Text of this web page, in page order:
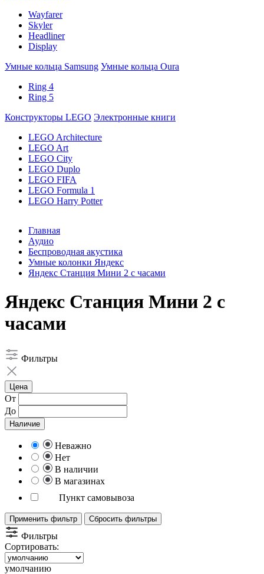
Wayfarer
Skyler
Headliner
Display
Умные кольца Samsung Умные кольца Oura
Ring 4
Ring 5
Конструкторы LEGO Электронные книги
LEGO Architecture
LEGO Art
LEGO City
LEGO Duplo
LEGO FIFA
LEGO Formula 1
LEGO Harry Potter
Главная
Аудио
Беспроводная акустика
Умные колонки Яндекс
Яндекс Станция Мини 2 с часами
Яндекс Станция Мини 2 с
часами
Фильтры
Цена
От
До
Наличие
Неважно
Нет
В наличии
В магазинах
Пункт самовывоза
Применить фильтр Сбросить фильтры
Фильтры
Сортировать:
умолчанию